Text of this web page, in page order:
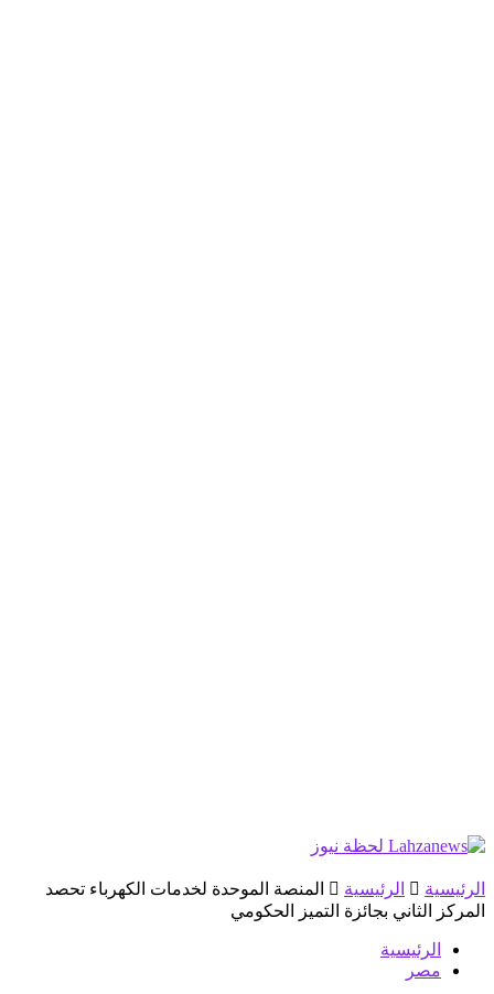
الرئيسية الرئيسية
المنصة الموحدة لخدمات الكهرباء تحصد
المركز الثاني بجائزة التميز الحكومي
الرئيسية
مصر